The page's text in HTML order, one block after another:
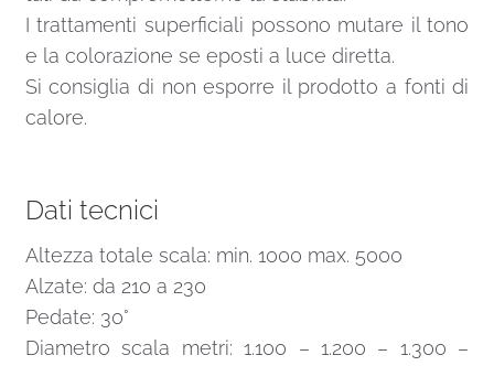
I trattamenti superficiali possono mutare il tono
e la colorazione se eposti a luce diretta.
Si consiglia di non esporre il prodotto a fonti di
calore.
Dati tecnici
Altezza totale scala: min. 1000 max. 5000
Alzate: da 210 a 230
Pedate: 30°
Diametro scala metri: 1.100 – 1.200 – 1.300 –